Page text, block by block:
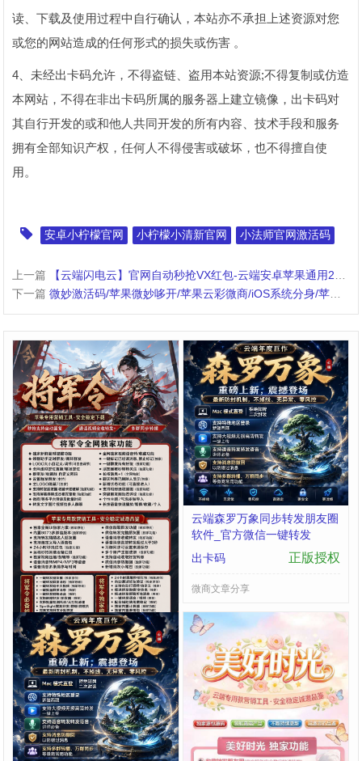
读、下载及使用过程中自行确认，本站亦不承担上述资源对您
或您的网站造成的任何形式的损失或伤害 。
4、未经出卡码允许，不得盗链、盗用本站资源;不得复制或仿造
本网站，不得在非出卡码所属的服务器上建立镜像， 出卡码对
其自行开发的或和他人共同开发的所有内容、技术手段和服务
拥有全部知识产权，任何人不得侵害或破坏，也不得擅自使
用。
安卓小柠檬官网 小柠檬小清新官网 小法师官网激活码
上一篇
【云端闪电云】官网自动秒抢VX红包-云端安卓苹果通用24小时黑屏抢后台抢
下一篇微妙激活码/苹果微妙哆开/苹果云彩微商/iOS系统分身/苹果云卫哆开/苹果白龙马哆开
苹果微信多开灵剑授权码商城
24小时版本：支持修改步数-
朋友圈发1小时视频
出卡码 正版授权
微商文章分享
云端森罗万象同步转发朋友圈
软件_官方微信一键转发
出卡码
正版授权
微商文章分享